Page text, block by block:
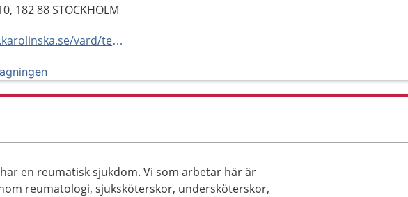
182 88 STOCKHOLM
https://www.karolinska.se/vard/tema/tema-inflammation-och-aldrande/gastro-hud-reuma/mottagning-reumatologi-danderyd/
en reumatisk sjukdom. Vi som arbetar här är
reumatologi, sjuksköterskor, undersköterskor,